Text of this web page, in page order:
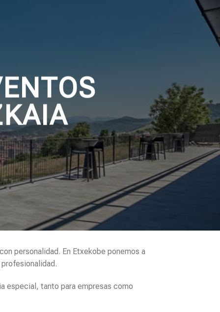
personalidad. En Etxekobe ponemos a
especial, tanto para empresas como